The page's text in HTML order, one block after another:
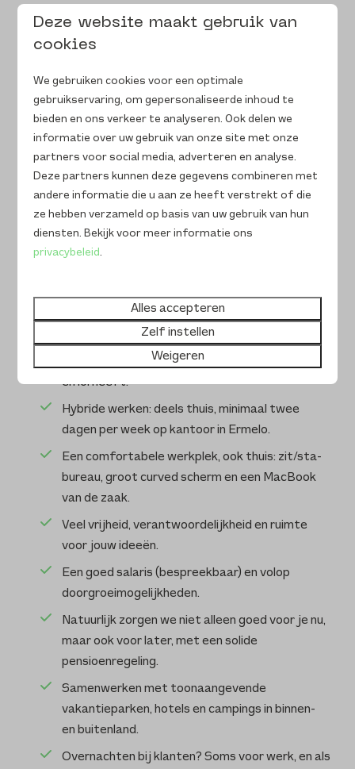
Affiniteit met systemen; ervaring met Booking
grote pre (maar geen harde eis bij de start).
Een scherp oog voor online presentatie, content
management en digitale branding.
Gezond eigenaarschap en scoringsdrang: je
krijgt er energie van als de parken online
optimaal presteren.
Een gestructureerde werkwijze; je bewaart
makkelijk het overzicht en kunt snel schakelen
tussen verschillende taken en locaties.
Wat bieden wij?
Een enthousiast, hecht team dat samen knalt
én lol heeft.
Hybride werken: deels thuis, minimaal twee
dagen per week op kantoor in Ermelo.
Een comfortabele werkplek, ook thuis: zit/sta-
bureau, groot curved scherm en een MacBook
van de zaak.
Veel vrijheid, verantwoordelijkheid en ruimte
voor jouw ideeën.
Een goed salaris (bespreekbaar) en volop
doorgroeimogelijkheden.
Natuurlijk zorgen we niet alleen goed voor je nu,
maar ook voor later, met een solide
pensioenregeling.
Samenwerken met toonaangevende
vakantieparken, hotels en campings in binnen-
en buitenland.
Overnachten bij klanten? Soms voor werk, en als
Deze website maakt gebruik van
cookies
We gebruiken cookies voor een optimale
gebruikservaring, om gepersonaliseerde inhoud te
bieden en ons verkeer te analyseren. Ook delen we
informatie over uw gebruik van onze site met onze
partners voor social media, adverteren en analyse.
Deze partners kunnen deze gegevens combineren met
andere informatie die u aan ze heeft verstrekt of die
ze hebben verzameld op basis van uw gebruik van hun
diensten. Bekijk voor meer informatie ons
privacybeleid.
Alles accepteren
Zelf instellen
Weigeren